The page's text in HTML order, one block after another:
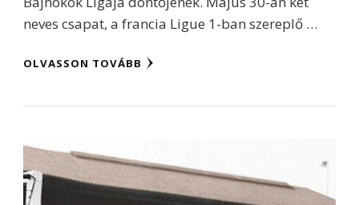
neves csapat, a francia Ligue 1-ban szereplő …
OLVASSON TOVÁBB